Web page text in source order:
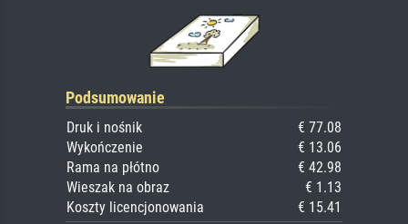
Podsumowanie
Druk i nośnik
€ 77.08
Wykończenie
€ 13.06
Rama na płótno
€ 42.98
Wieszak na obraz
€ 1.13
Koszty licencjonowania
€ 15.41